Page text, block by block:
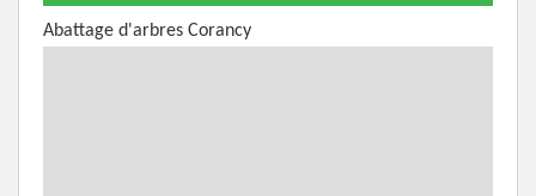
Abattage d'arbres Corancy